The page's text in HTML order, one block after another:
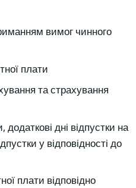
вимог чинного
плати
та страхування
додаткові дні відпустки на
у відповідності до
плати відповідно